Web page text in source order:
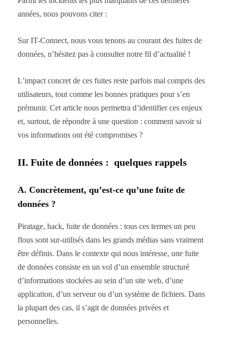
années, nous pouvons citer :
Sur IT-Connect, nous vous tenons au courant des fuites de
données, n’hésitez pas à consulter notre fil d’actualité !
L’impact concret de ces fuites reste parfois mal compris des
utilisateurs, tout comme les bonnes pratiques pour s’en
prémunir. Cet article nous permettra d’identifier ces enjeux
et, surtout, de répondre à une question : comment savoir si
vos informations ont été compromises ?
II. Fuite de données : quelques rappels
A. Concrètement, qu’est-ce qu’une fuite de
données ?
Piratage, hack, fuite de données : tous ces termes un peu
flous sont sur-utilisés dans les grands médias sans vraiment
être définis. Dans le contexte qui nous intéresse, une fuite
de données consiste en un vol d’un ensemble structuré
d’informations stockées au sein d’un site web, d’une
application, d’un serveur ou d’un système de fichiers. Dans
la plupart des cas, il s’agit de données privées et
personnelles.